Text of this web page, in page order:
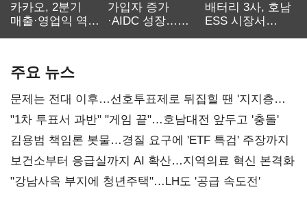
카카오, 2분기
매출·영업익 역대
가입자 증가
·AIDC 성장…
배터리 3사, 호남
ESS 시장서
주요 뉴스
문제는 전대 이후…선호투표제로 뒤집힐 땐 '지지층
불복'
"1차 투표서 과반" "게임 끝"…호남대전 앞두고 '충돌'
김용범 책임론 봇물…경질 요구에 'ETF 특검' 주장까지
보건소부터 응급실까지 AI 확산…지역의료 혁신 본격화
"강남사옥 부지에 청년주택"…LH도 '공급 속도전'